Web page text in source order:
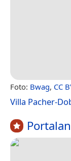
Foto: Bwag, CC
Villa Pacher-